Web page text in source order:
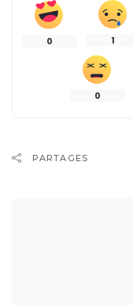
0 1
0
PARTAGES